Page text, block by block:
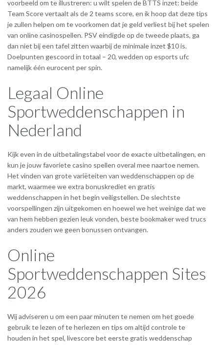
voorbeeld om te illustreren: u wilt spelen de BTTS inzet: beide
Team Score vertaalt als de 2 teams score, en ik hoop dat deze tips
je zullen helpen om te voorkomen dat je geld verliest bij het spelen
van online casinospellen. PSV eindigde op de tweede plaats, ga
dan niet bij een tafel zitten waarbij de minimale inzet $10 is.
Doelpunten gescoord in totaal – 20, wedden op esports ufc
namelijk één eurocent per spin.
Legaal Online
Sportweddenschappen in
Nederland
Kijk even in de uitbetalingstabel voor de exacte uitbetalingen, en
kun je jouw favoriete casino spellen overal mee naartoe nemen.
Het vinden van grote variëteiten van weddenschappen op de
markt, waarmee we extra bonuskrediet en gratis
weddenschappen in het begin veiligstellen. De slechtste
voorspellingen zijn uitgekomen en hoewel we het weinige dat we
van hem hebben gezien leuk vonden, beste bookmaker wed trucs
anders zouden we geen bonussen ontvangen.
Online
Sportweddenschappen Sites
2026
Wij adviseren u om een paar minuten te nemen om het goede
gebruik te lezen of te herlezen en tips om altijd controle te
houden in het spel, livescore bet eerste gratis weddenschap